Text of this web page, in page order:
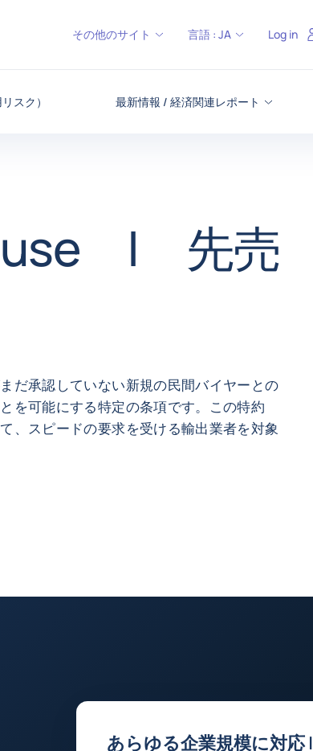
スク） 最新情報 / 経済関連レポート
その他のサイト 言語 : JA Log in
| 先売
だ承認していない新規の民間バイヤーとの
を可能にする特定の条項です。この特約
、スピードの要求を受ける輸出業者を対象
あらゆる企業規模に対応 |